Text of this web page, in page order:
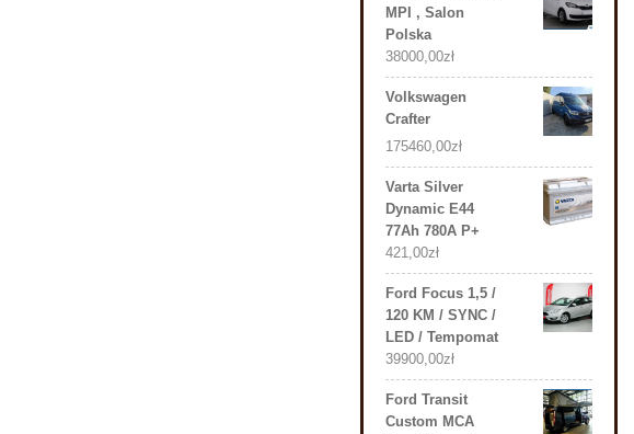
MPI , Salon
Polska
38000,00zł
Volkswagen
Crafter
175460,00zł
Varta Silver
Dynamic E44
77Ah 780A P+
421,00zł
Ford Focus 1,5 /
120 KM / SYNC /
LED / Tempomat
39900,00zł
Ford Transit
Custom MCA